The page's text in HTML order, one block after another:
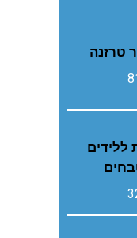
ללידים